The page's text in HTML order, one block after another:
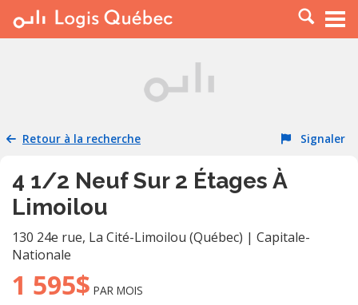
À LOUER
PLACER UNE ANNONCE
RESSOURCES
Retour à la recherche Signaler
4 1/2 Neuf Sur 2 Étages À
Limoilou
130 24e rue, La Cité-Limoilou (Québec) | Capitale-
Nationale
1 595$ PAR MOIS